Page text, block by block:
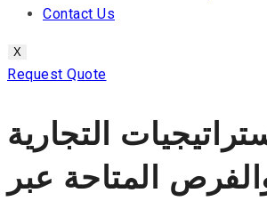
Contact Us
X
Request Quote
التجارية
المتاحة عبر